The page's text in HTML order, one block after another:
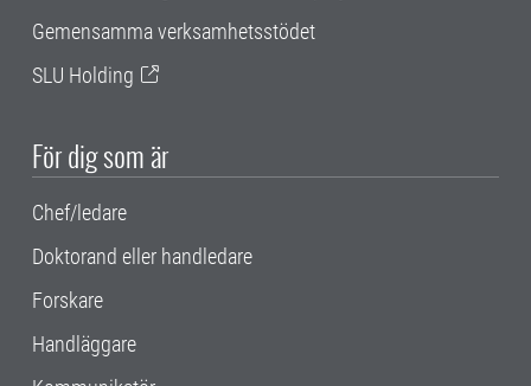
Gemensamma verksamhetsstödet
SLU Holding
För dig som är
Chef/ledare
Doktorand eller handledare
Forskare
Handläggare